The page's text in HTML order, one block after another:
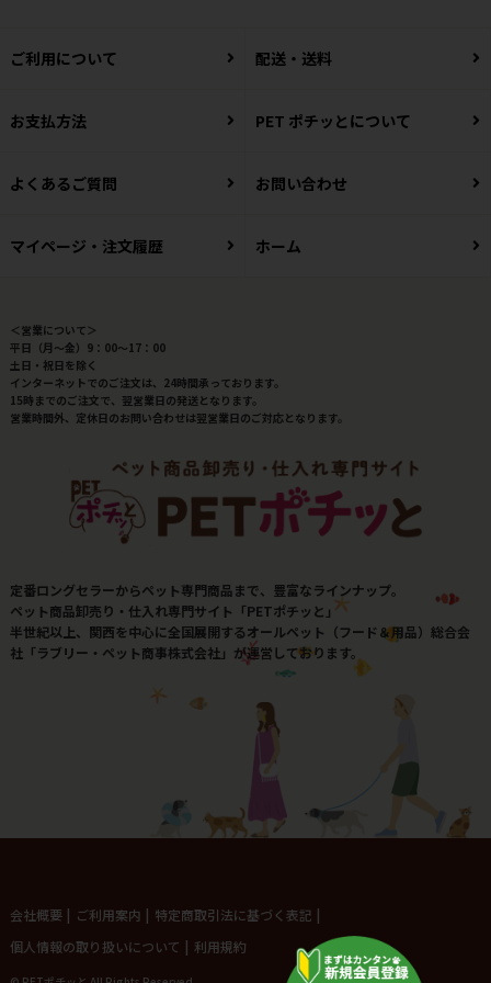
ご利用について 配送・送料
お支払方法 PET ポチッとについて
よくあるご質問 お問い合わせ
マイページ・注文履歴 ホーム
＜営業について＞
平日（月～金）9：00～17：00
土日・祝日を除く
インターネットでのご注文は、24時間承っております。
15時までのご注文で、翌営業日の発送となります。
営業時間外、定休日のお問い合わせは翌営業日のご対応となります。
定番ロングセラーからペット専門商品まで、豊富なラインナップ。
ペット商品卸売り・仕入れ専門サイト「PETポチッと」
半世紀以上、関西を中心に全国展開するオールペット（フード＆用品）総合会
社「ラブリー・ペット商事株式会社」が運営しております。
会社概要 | ご利用案内 | 特定商取引法に基づく表記 |
個人情報の取り扱いについて | 利用規約